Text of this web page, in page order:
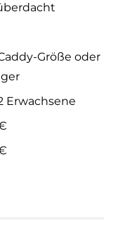
Größe oder
Erwachsene